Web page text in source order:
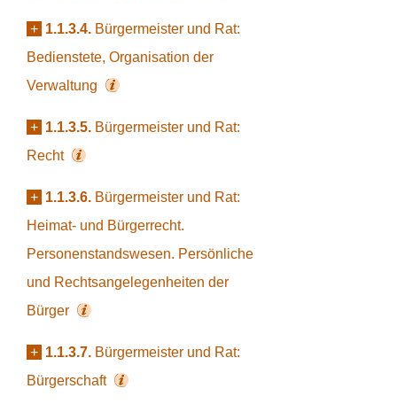
+ 1.1.3.4. Bürgermeister und Rat:
Bedienstete, Organisation der
Verwaltung
+ 1.1.3.5. Bürgermeister und Rat:
Recht
+ 1.1.3.6. Bürgermeister und Rat:
Heimat- und Bürgerrecht.
Personenstandswesen. Persönliche
und Rechtsangelegenheiten der
Bürger
+ 1.1.3.7. Bürgermeister und Rat:
Bürgerschaft